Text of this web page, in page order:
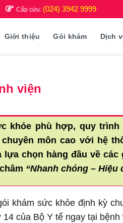
Cấp cứu: (024) 3942 9999
Giới thiệu Gói khám Dịch
viện
khỏe phù hợp, quy trình
môn cao với hệ
chọn hàng đầu về các
“Nhanh chóng – Hiệu
khám sức khỏe định kỳ
của Bộ Y tế ngay tại bệnh